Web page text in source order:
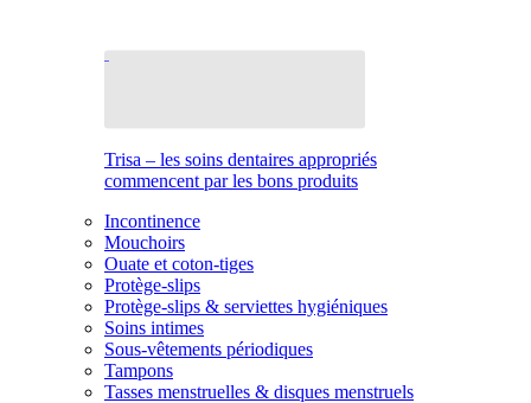
Trisa – les soins dentaires appropriés
commencent par les bons produits
Incontinence
Mouchoirs
Ouate et coton-tiges
Protège-slips
Protège-slips & serviettes hygiéniques
Soins intimes
Sous-vêtements périodiques
Tampons
Tasses menstruelles & disques menstruels